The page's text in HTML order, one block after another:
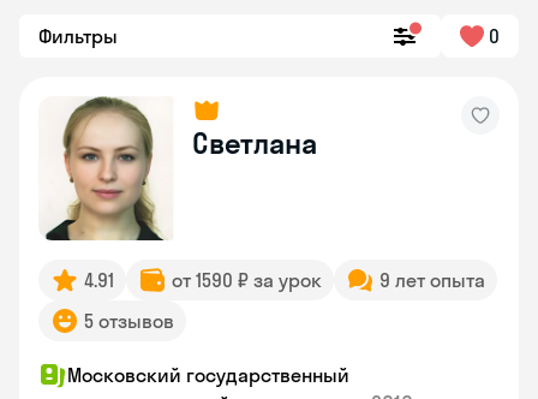
Фильтры 0
Светлана
4.91 от 1590 ₽ за урок
9 лет опыта
5 отзывов
Московский государственный